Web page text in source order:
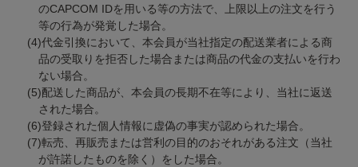
のCAPCOM IDを用いる等の方法で、上限以上の注文を行う
等の行為が発覚した場合。
(4)代金引換において、本会員が当社指定の配送業者による商
品の受取りを拒否した場合または商品の代金の支払いを行わ
ない場合。
(5)配送した商品が、本会員の長期不在等により、当社に返送
された場合。
(6)登録された個人情報に虚偽の事実が認められた場合。
(7)転売、再販売または営利の目的のおそれがある注文（当社
が許諾したものを除く）をした場合。